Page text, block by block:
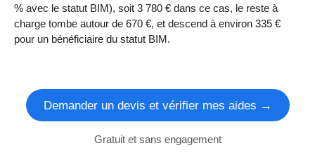
% avec le statut BIM), soit 3 780 € dans ce cas, le reste à
charge tombe autour de 670 €, et descend à environ 335 €
pour un bénéficiaire du statut BIM.
Demander un devis et vérifier mes aides →
Gratuit et sans engagement